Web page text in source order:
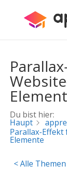
Du bist hier:
Haupt
Parallax-
Elemente
< Alle Themen